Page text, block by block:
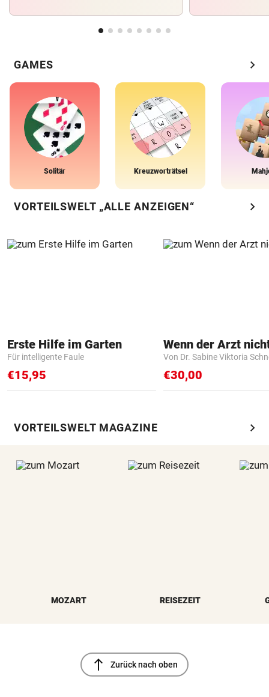
GAMES chevron_right
Solitär Kreuzworträtsel
VORTEILSWELT „ALLE ANZEIGEN“ chevron_right
Erste Hilfe im Garten
Für intelligente Faule
€15,95
Von Dr. Sabine Viktoria
€30,00
VORTEILSWELT MAGAZINE chevron_right
MOZART REISEZEIT
north Zurück nach oben